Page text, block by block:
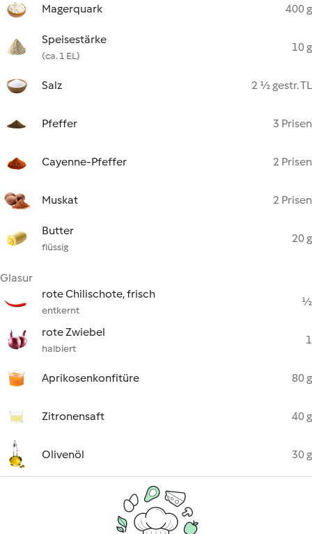
Magerquark 400 g
Speisestärke
(ca. 1 EL)
10 g
Salz 2 ½ gestr. TL
Pfeffer 3 Prisen
Cayenne-Pfeffer 2 Prisen
Muskat 2 Prisen
Butter
flüssig
20 g
Glasur
rote Chilischote, frisch
entkernt
½
rote Zwiebel
halbiert
1
Aprikosenkonfitüre 80 g
Zitronensaft 40 g
Olivenöl 30 g